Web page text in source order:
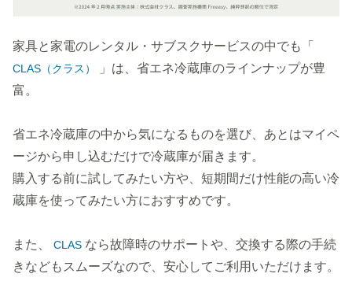
家具と家電のレンタル・サブスクサービスの中でも「
CLAS（クラス）
」は、省エネ冷蔵庫のラインナップが豊
富。
省エネ冷蔵庫の中から気になるものを選び、あとはマイペ
ージから申し込むだけで冷蔵庫が届きます。
購入する前に試してみたい方や、短期間だけ性能の高い冷
蔵庫を使ってみたい方におすすめです。
また、 CLAS なら故障時のサポートや、交換する際の手続
きなどもスムーズなので、安心してご利用いただけます。